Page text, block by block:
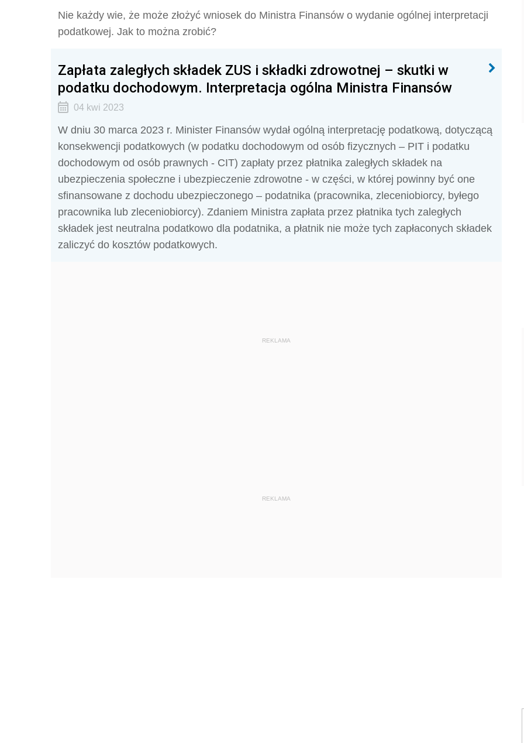
Nie każdy wie, że może złożyć wniosek do Ministra Finansów o wydanie ogólnej interpretacji
podatkowej. Jak to można zrobić?
Zapłata zaległych składek ZUS i składki zdrowotnej – skutki w
podatku dochodowym. Interpretacja ogólna Ministra Finansów
04 kwi 2023
W dniu 30 marca 2023 r. Minister Finansów wydał ogólną interpretację podatkową, dotyczącą
konsekwencji podatkowych (w podatku dochodowym od osób fizycznych – PIT i podatku
dochodowym od osób prawnych - CIT) zapłaty przez płatnika zaległych składek na
ubezpieczenia społeczne i ubezpieczenie zdrowotne - w części, w której powinny być one
sfinansowane z dochodu ubezpieczonego – podatnika (pracownika, zleceniobiorcy, byłego
pracownika lub zleceniobiorcy). Zdaniem Ministra zapłata przez płatnika tych zaległych
składek jest neutralna podatkowo dla podatnika, a płatnik nie może tych zapłaconych składek
zaliczyć do kosztów podatkowych.
REKLAMA
REKLAMA